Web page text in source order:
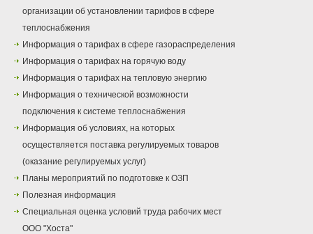
организации об установлении тарифов в сфере
теплоснабжения
Информация о тарифах в сфере газораспределения
Информация о тарифах на горячую воду
Информация о тарифах на тепловую энергию
Информация о технической возможности
подключения к системе теплоснабжения
Информация об условиях, на которых
осуществляется поставка регулируемых товаров
(оказание регулируемых услуг)
Планы мероприятий по подготовке к ОЗП
Полезная информация
Специальная оценка условий труда рабочих мест
ООО "Хоста"